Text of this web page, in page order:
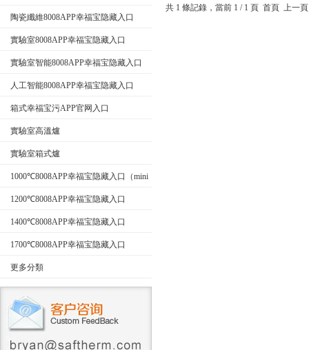
陶瓷纖維8008APP幸福宝隐藏入口
實驗室8008APP幸福宝隐藏入口
實驗室智能8008APP幸福宝隐藏入口
人工智能8008APP幸福宝隐藏入口
箱式幸福宝污APP官网入口
實驗室高溫爐
實驗室箱式爐
1000℃8008APP幸福宝隐藏入口（mini
型）1200℃8008APP幸福宝隐藏入口
1400℃8008APP幸福宝隐藏入口
1700℃8008APP幸福宝隐藏入口
更多分類
共 1 條記錄，當前 1 / 1 頁 首頁 上